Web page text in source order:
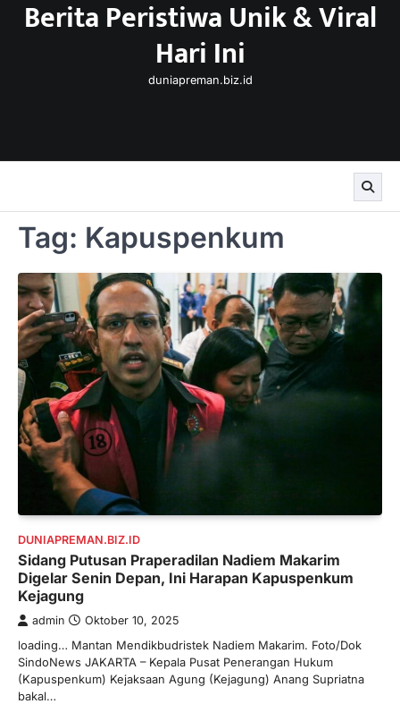
SkipBerita Peristiwa Unik & Viral
Hari Ini
duniapreman.biz.id
Tag: Kapuspenkum
DUNIAPREMAN.BIZ.ID
Sidang Putusan Praperadilan Nadiem Makarim
Digelar Senin Depan, Ini Harapan Kapuspenkum
Kejagung
admin Oktober 10, 2025
loading… Mantan Mendikbudristek Nadiem Makarim. Foto/Dok
SindoNews JAKARTA – Kepala Pusat Penerangan Hukum
(Kapuspenkum) Kejaksaan Agung (Kejagung) Anang Supriatna
bakal…